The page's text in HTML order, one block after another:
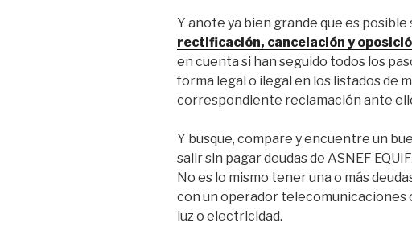
Y anote ya bien grande que es posible
rectificación, cancelación y
en cuenta si han seguido todos los
forma legal o ilegal en los listados de
correspondiente reclamación ante
Y busque, compare y encuentre un
salir sin pagar deudas de ASNEF
No es lo mismo tener una o más
con un operador telecomunicaciones
luz o electricidad.